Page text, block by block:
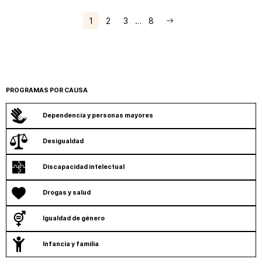
1 2 3 … 8
PROGRAMAS POR CAUSA
Dependencia y personas mayores
Desigualdad
Discapacidad intelectual
Drogas y salud
Igualdad de género
Infancia y familia